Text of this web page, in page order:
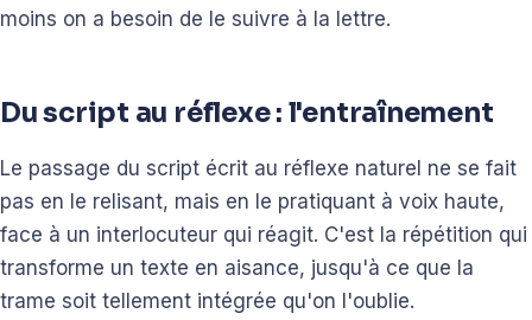
moins on a besoin de le suivre à la lettre.
Du script au réflexe : l'entraînement
Le passage du script écrit au réflexe naturel ne se fait
pas en le relisant, mais en le pratiquant à voix haute,
face à un interlocuteur qui réagit. C'est la répétition qui
transforme un texte en aisance, jusqu'à ce que la
trame soit tellement intégrée qu'on l'oublie.